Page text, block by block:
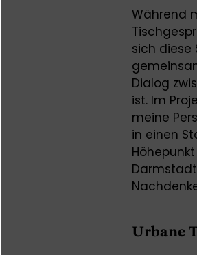
Während
sich diese
Dialog
ist. Im
meine
in einen
Darmstadt
Urbane